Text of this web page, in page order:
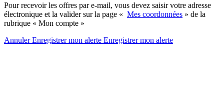
Pour recevoir les offres par e-mail, vous devez saisir votre adresse
électronique et la valider sur la page « Mes coordonnées » de la
rubrique « Mon compte »
AnnulerEnregistrer mon alerte Enregistrermon alerte